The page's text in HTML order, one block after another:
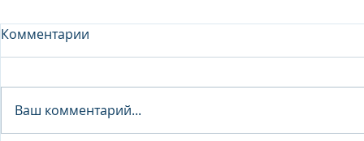
Комментарии
Ваш комментарий...